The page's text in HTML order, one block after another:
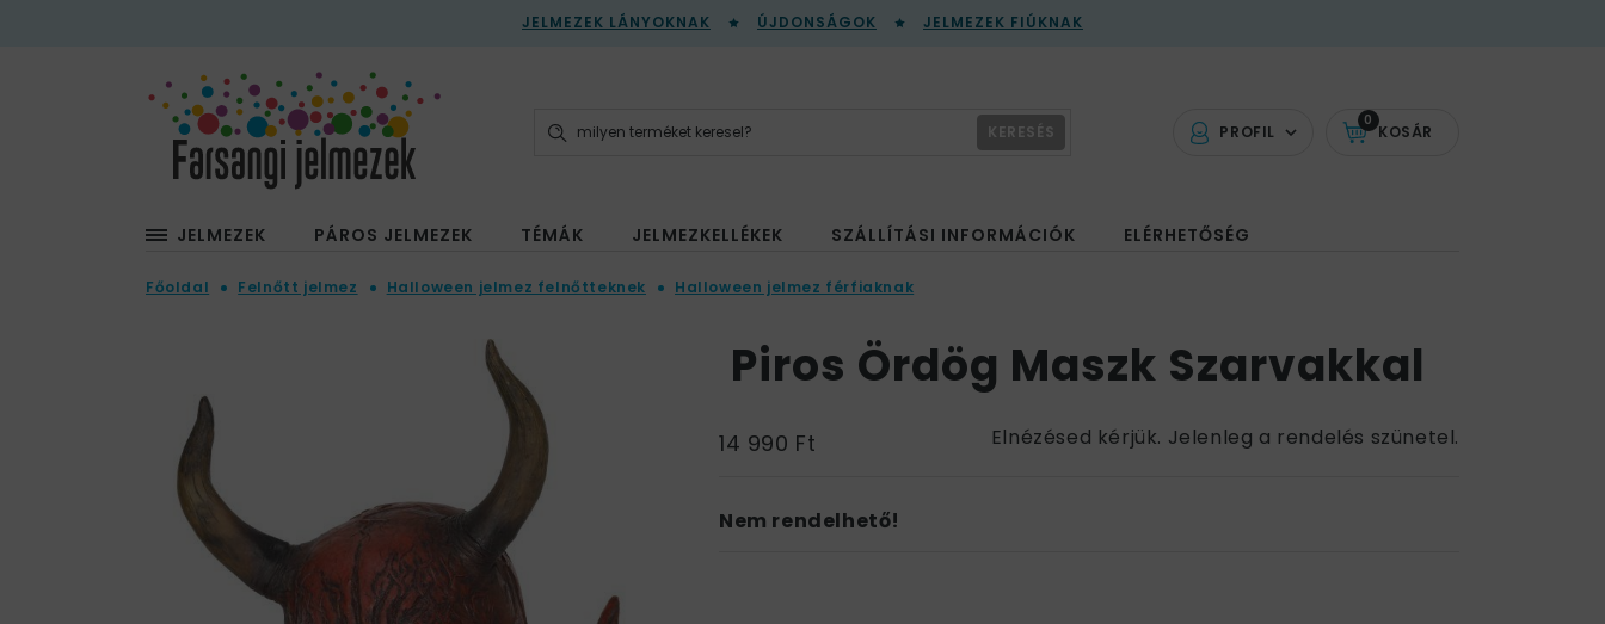
JELMEZEK LÁNYOKNAK ÚJDONSÁGOK JELMEZEK FIÚKNAK
PROFIL KOSÁR
0
KERESÉS
JELMEZEK PÁROS JELMEZEK TÉMÁK JELMEZKELLÉKEK SZÁLLÍTÁSI INFORMÁCIÓK ELÉRHETŐSÉG
Főoldal Felnőtt jelmez Halloween jelmez felnőtteknek Halloween jelmez férfiaknak
Piros Ördög Maszk Szarvakkal
14 990 Ft Elnézésed kérjük. Jelenleg a rendelés szünetel.
Nem rendelhető!